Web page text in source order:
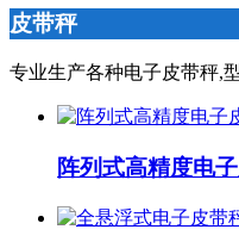
皮带秤
专业生产各种电子皮带秤,
阵列式高精度电